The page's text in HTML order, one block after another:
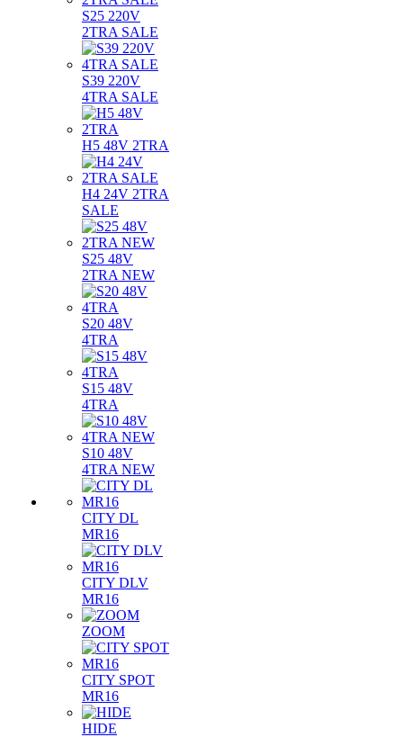
S25 220V
2TRA SALE
S39 220V
4TRA SALE
H5 48V 2TRA
H4 24V 2TRA
SALE
S25 48V
2TRA NEW
S20 48V
4TRA
S15 48V
4TRA
S10 48V
4TRA NEW
CITY DL
MR16
CITY DLV
MR16
ZOOM
CITY SPOT
MR16
HIDE